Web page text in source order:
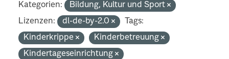
Kategorien:
Bildung, Kultur und Sport
Lizenzen:
dl-de-by-2.0
Tags:
Kinderkrippe
Kinderbetreuung
Kindertageseinrichtung